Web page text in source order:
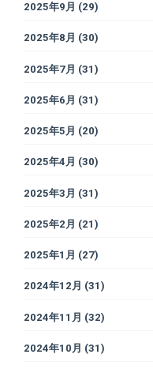
2025年9月 (29)
2025年8月 (30)
2025年7月 (31)
2025年6月 (31)
2025年5月 (20)
2025年4月 (30)
2025年3月 (31)
2025年2月 (21)
2025年1月 (27)
2024年12月 (31)
2024年11月 (32)
2024年10月 (31)